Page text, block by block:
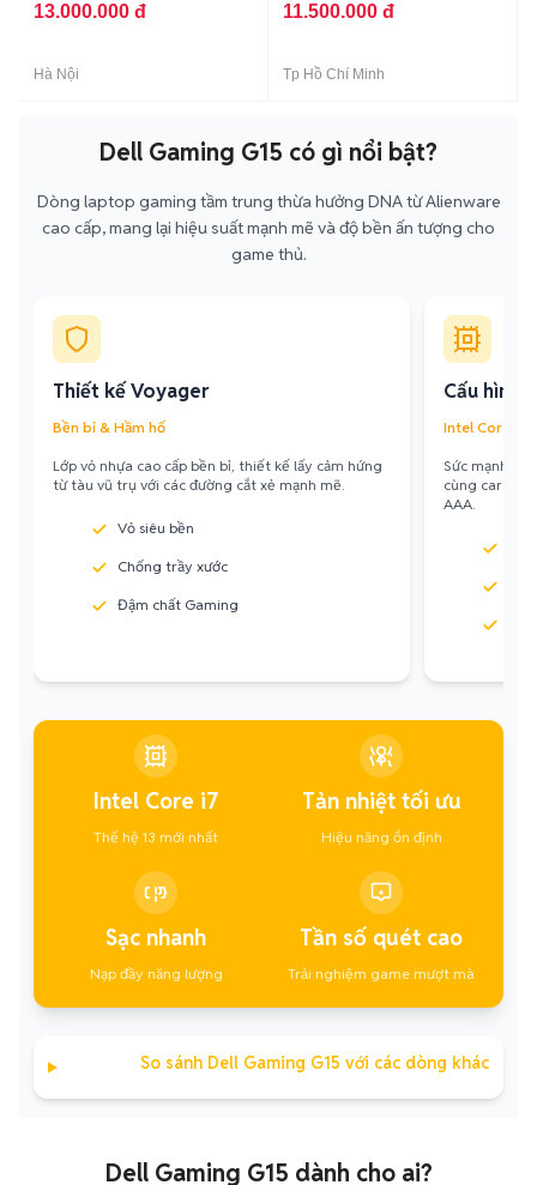
13.000.000 đ
Hà Nội
11.500.000 đ
Tp Hồ Chí Minh
Dell Gaming G15 có gì nổi bật?
Dòng laptop gaming tầm trung thừa hưởng DNA từ Alienware
cao cấp, mang lại hiệu suất mạnh mẽ và độ bền ấn tượng cho
game thủ.
Thiết kế Voyager
Bền bỉ & Hầm hố
Lớp vỏ nhựa cao cấp bền bỉ, thiết kế lấy cảm hứng
từ tàu vũ trụ với các đường cắt xẻ mạnh mẽ.
Vỏ siêu bền
Chống trầy xước
Đậm chất Gaming
Cấu hình
Intel Core i5/
Sức mạnh từ
cùng card đồ
AAA.
Intel Core i7
Thế hệ 13 mới nhất
Tản nhiệt tối ưu
Hiệu năng ổn định
Sạc nhanh
Nạp đầy năng lượng
Tần số quét cao
Trải nghiệm game mượt mà
So sánh Dell Gaming G15 với các dòng khác
Dell Gaming G15 dành cho ai?